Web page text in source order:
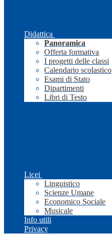
Didattica
Panoramica
Offerta formativa
I progetti delle classi
Calendario scolastico
Esami di Stato
Dipartimenti
Libri di Testo
Licei
Linguistico
Scienze Umane
Economico Sociale
Musicale
Info utili
Privacy